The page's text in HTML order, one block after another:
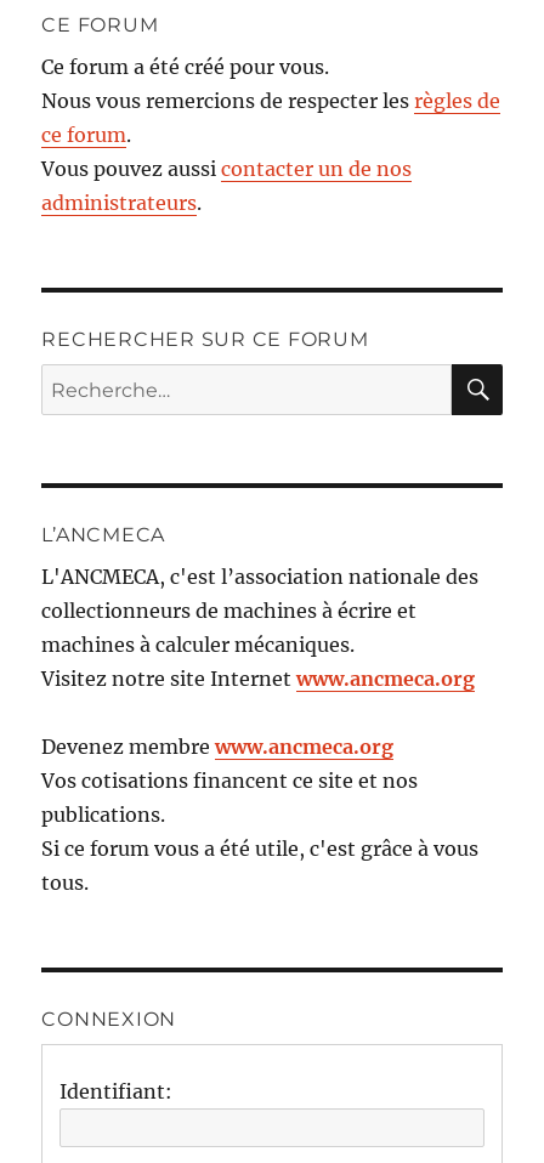
CE FORUM
Ce forum a été créé pour vous.
Nous vous remercions de respecter lesrègles de
ce forum.
Vous pouvez aussicontacter un de nos
administrateurs.
RECHERCHER SUR CE FORUM
Recherche
pour :
L’ANCMECA
L'ANCMECA, c'est l’association nationale des
collectionneurs de machines à écrire et
machines à calculer mécaniques.
Visitez notre site Internetwww.ancmeca.org
Devenez membrewww.ancmeca.org
Vos cotisations financent ce site et nos
publications.
Si ce forum vous a été utile, c'est grâce à vous
tous.
CONNEXION
Identifiant: